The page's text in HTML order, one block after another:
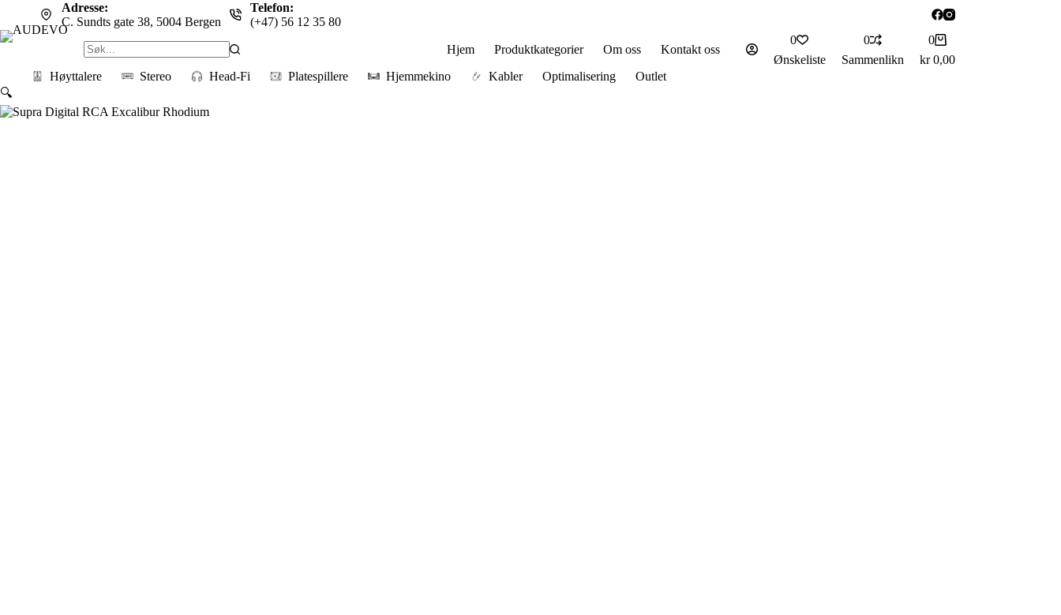
innholdet
Adresse:
C. Sundts gate 38, 5004 Bergen
Telefon:
(+47) 56 12 35 80
Hjem Produktkategorier Om oss Kontakt oss
Ønskeliste
0
Sammenlikn
0
Handlekurv
kr0,00
0
Høyttalere Stereo Head-Fi Platespillere Hjemmekino Kabler Optimalisering
Outlet
🔍